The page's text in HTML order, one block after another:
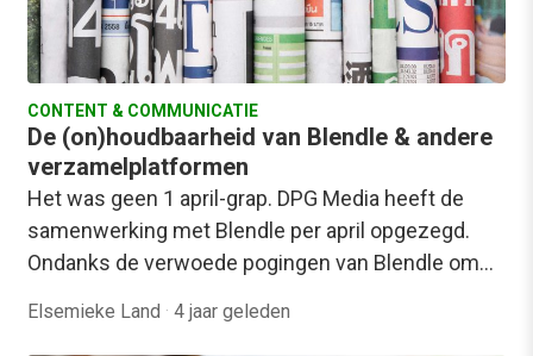
CONTENT & COMMUNICATIE
De (on)houdbaarheid van Blendle & andere
verzamelplatformen
Het was geen 1 april-grap. DPG Media heeft de
samenwerking met Blendle per april opgezegd.
Ondanks de verwoede pogingen van Blendle om…
Elsemieke Land · 4 jaar geleden